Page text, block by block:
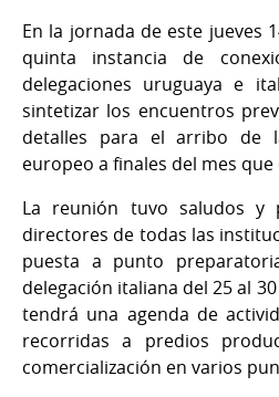
En la jornada de este jueves
quinta instancia de
delegaciones uruguaya e
sintetizar los encuentros
detalles para el arribo de
europeo a finales del mes que
La reunión tuvo saludos y
directores de todas las
puesta a punto
delegación italiana del 25 al
tendrá una agenda de
recorridas a predios
comercialización en varios